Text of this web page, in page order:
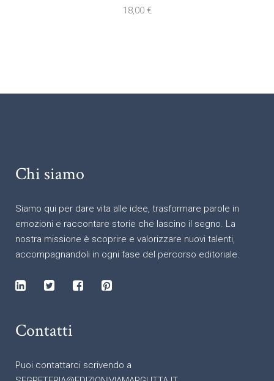
18,00 €
Chi siamo
Siamo qui per dare vita alle idee, trasformare parole in
emozioni e raccontare storie che lascino il segno. La
nostra missione è scoprire e valorizzare nuovi talenti,
accompagnandoli in ogni fase del percorso editoriale.
Contatti
Puoi contattarci scrivendo a